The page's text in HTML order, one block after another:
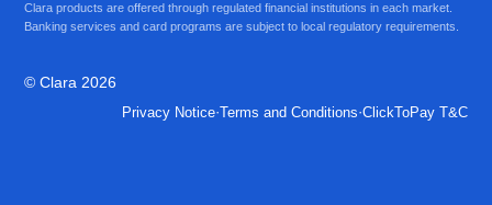
Clara products are offered through regulated financial institutions in each market.
Banking services and card programs are subject to local regulatory requirements.
© Clara 2026
Privacy Notice·Terms and Conditions·ClickToPay T&C